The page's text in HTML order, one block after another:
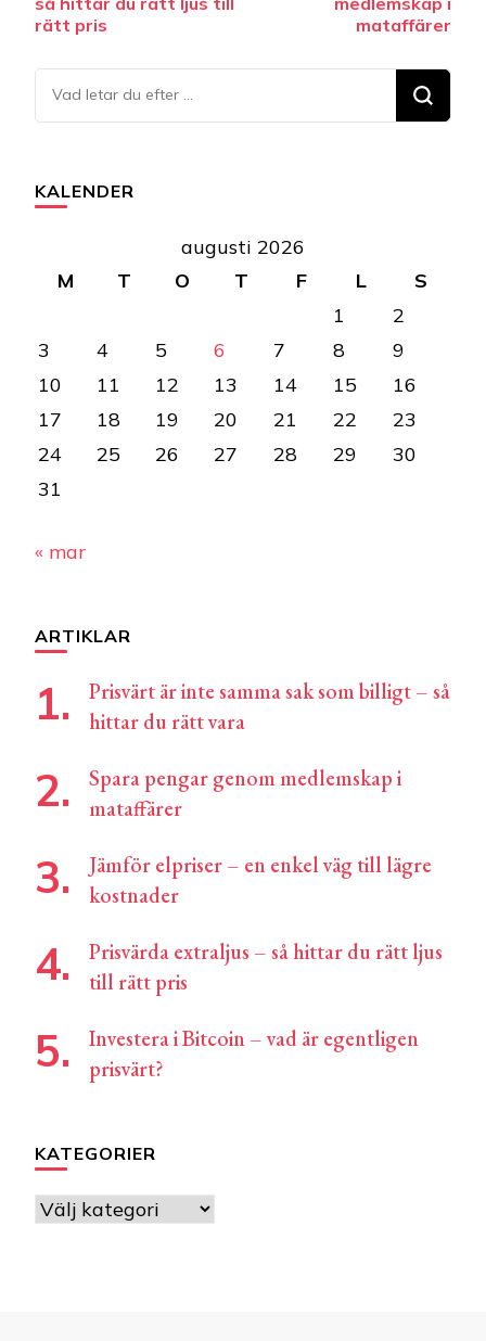
rätt pris
mataffärer
Letar
du
KALENDER
augusti 2026
M
T O T F L
S
1
2
3
4 5 6 7 8
9
10
11 12 13 14 15
16
17
18 19 20 21 22
23
24
25 26 27 28 29
30
31
« mar
ARTIKLAR
Prisvärt är inte samma sak som billigt – så
hittar du rätt vara
Spara pengar genom medlemskap i
mataffärer
Jämför elpriser – en enkel väg till lägre
kostnader
Prisvärda extraljus – så hittar du rätt ljus
till rätt pris
Investera i Bitcoin – vad är egentligen
prisvärt?
KATEGORIER
KATEGORIER